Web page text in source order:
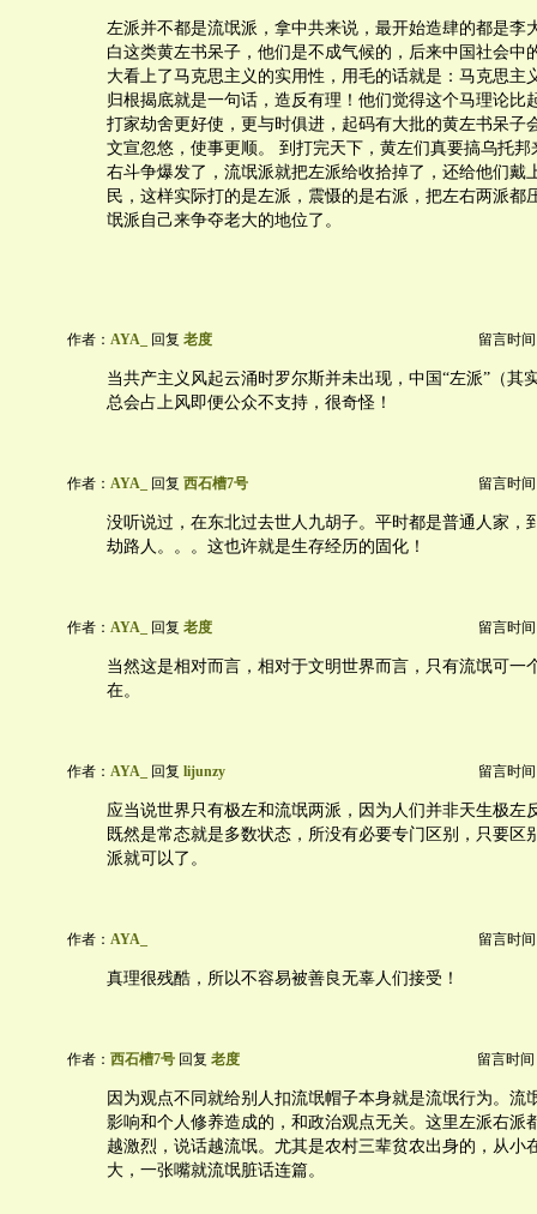
左派并不都是流氓派，拿中共来说，最开始造肆的都是李
白这类黄左书呆子，他们是不成气候的，后来中国社会中
大看上了马克思主义的实用性，用毛的话就是：马克思主
归根揭底就是一句话，造反有理！他们觉得这个马理论比
打家劫舍更好使，更与时俱进，起码有大批的黄左书呆子
文宣忽悠，使事更顺。 到打完天下，黄左们真要搞乌托邦
右斗争爆发了，流氓派就把左派给收拾掉了，还给他们戴
民，这样实际打的是左派，震慑的是右派，把左右两派都
氓派自己来争夺老大的地位了。
作者： AYA_ 回复 老度 留言时间
当共产主义风起云涌时罗尔斯并未出现，中国“左派”（其
总会占上风即便公众不支持，很奇怪！
作者： AYA_ 回复 西石槽7号 留言时间
没听说过，在东北过去世人九胡子。平时都是普通人家，
劫路人。。。这也许就是生存经历的固化！
作者： AYA_ 回复 老度 留言时间
当然这是相对而言，相对于文明世界而言，只有流氓可一
在。
作者： AYA_ 回复 lijunzy 留言时间
应当说世界只有极左和流氓两派，因为人们并非天生极左
既然是常态就是多数状态，所没有必要专门区别，只要区
派就可以了。
作者： AYA_ 留言时间
真理很残酷，所以不容易被善良无辜人们接受！
作者： 西石槽7号 回复 老度 留言时间
因为观点不同就给别人扣流氓帽子本身就是流氓行为。流
影响和个人修养造成的，和政治观点无关。这里左派右派
越激烈，说话越流氓。尤其是农村三辈贫农出身的，从小
大，一张嘴就流氓脏话连篇。